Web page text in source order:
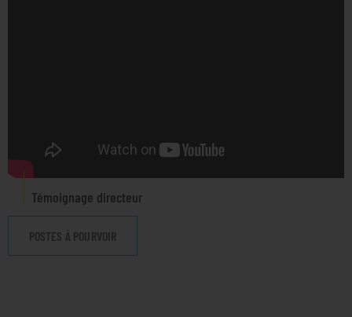
Témoignage directeur
POSTES À POURVOIR